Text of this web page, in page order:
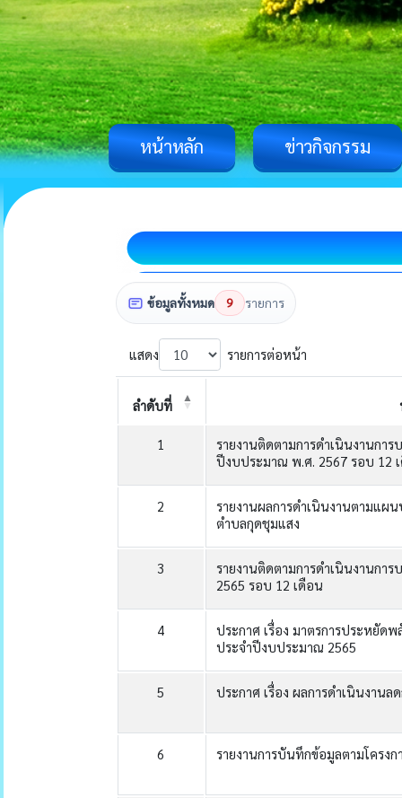
หน้าหลัก ข่าวกิจกรรม
ข้อมูลทั้งหมด 9 รายการ
แสดง รายการต่อหน้า
ลำดับที่
1
รายงานติดตามการดำเนินงานกา
ปีงบประมาณ พ.ศ. 2567 รอบ 12
2
รายงานผลการดำเนินงานตามแผ
ตำบลกุดชุมแสง
3
รายงานติดตามการดำเนินงานกา
2565 รอบ 12 เดือน
4
ประกาศ เรื่อง มาตรการประหยัด
ประจำปีงบประมาณ 2565
5 ประกาศ เรื่อง ผลการดำเนินงาน
6 รายงานการบันทึกข้อมูลตามโครง